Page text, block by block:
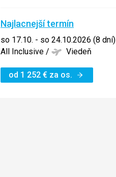
Najlacnejší termín
so 17.10. - so 24.10.2026 (8 dní)
All Inclusive / Viedeň
od 1 252 € za os.